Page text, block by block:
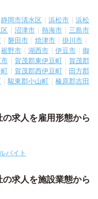
静岡市清水区 浜松市
浜松
沼津市 熱海市
三島市
磐田市 焼津市
掛川市
裾野市 湖西市 伊豆市
御
賀茂郡東伊豆町
賀茂郡
賀茂郡西伊豆町
田方郡
駿東郡小山町
榛原郡吉田
求人を雇用形態から
バイト
求人を施設業態から